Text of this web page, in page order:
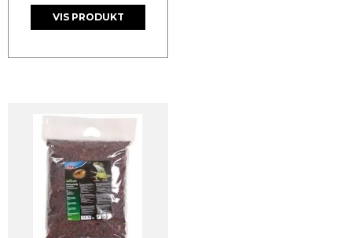
VIS PRODUKT